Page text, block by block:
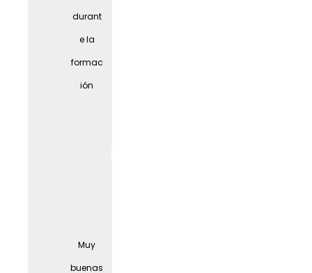
médic
durant
e la
formac
ión
Muy
buenas